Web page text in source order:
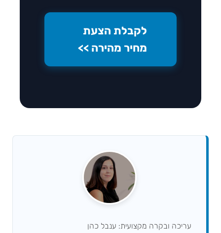
לקבלת הצעת
מחיר מהירה >>
עריכה ובקרה מקצועית: ענבל כהן